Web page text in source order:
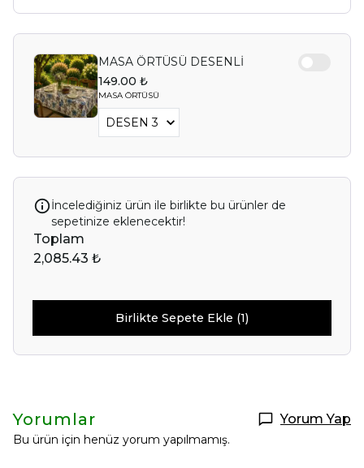
MASA ÖRTÜSÜ DESENLİ
149.00 ₺
MASA ÖRTÜSÜ
İncelediğiniz ürün ile birlikte bu ürünler de
sepetinize eklenecektir!
Toplam
2,085.43 ₺
Birlikte Sepete Ekle (1)
Yorumlar Yorum Yap
Bu ürün için henüz yorum yapılmamış.